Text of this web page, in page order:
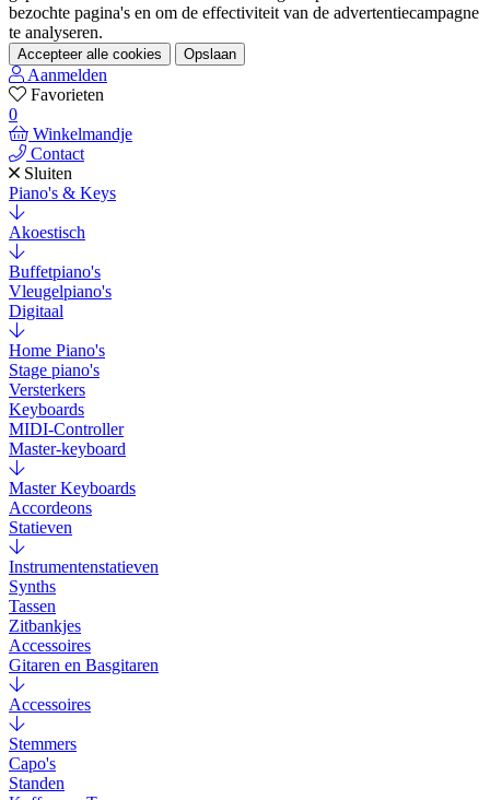
bezochte pagina's en om de effectiviteit van de advertentiecampagne
te analyseren.
Accepteer alle cookies Opslaan
Aanmelden
Favorieten
0
Winkelmandje
Contact
Sluiten
Piano's & Keys
Akoestisch
Buffetpiano's
Vleugelpiano's
Digitaal
Home Piano's
Stage piano's
Versterkers
Keyboards
MIDI-Controller
Master-keyboard
Master Keyboards
Accordeons
Statieven
Instrumentenstatieven
Synths
Tassen
Zitbankjes
Accessoires
Gitaren en Basgitaren
Accessoires
Stemmers
Capo's
Standen